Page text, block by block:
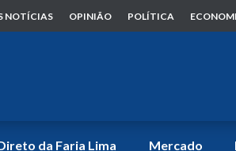
NOTÍCIAS OPINIÃO POLÍTICA
da Faria Lima Mercado